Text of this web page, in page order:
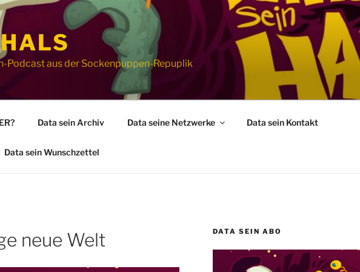
Podcast aus der Sockenpuppen-Repuplik
Data sein Archiv Data seine Netzwerke Data sein Kontakt
Data sein Wunschzettel
neue Welt DATA SEIN ABO